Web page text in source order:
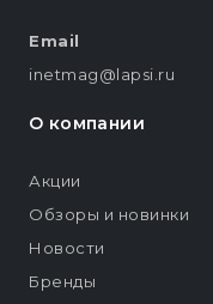
Email
inetmag@lapsi.ru
О компании
Акции
Обзоры и новинки
Новости
Бренды